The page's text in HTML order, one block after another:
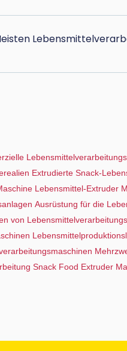
Extrudierte Snack-
Lebensmittel-Extruder
Ausrüstung für die
von
Snack Food Extruder